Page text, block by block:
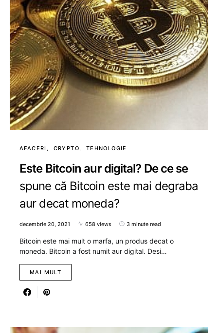
AFACERI CRYPTO TEHNOLOGIE
Este Bitcoin aur digital? De ce se
spune că Bitcoin este mai degraba
aur decat moneda?
decembrie 20, 2021 658 views 3 minute read
Bitcoin este mai mult o marfa, un produs decat o
moneda. Bitcoin a fost numit aur digital. Desi…
MAI MULT